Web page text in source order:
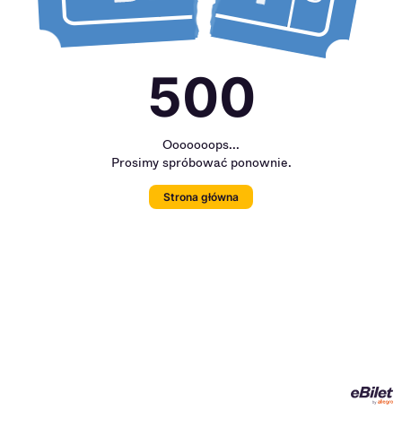
500
Ooooooops...
Prosimy spróbować ponownie.
Strona główna